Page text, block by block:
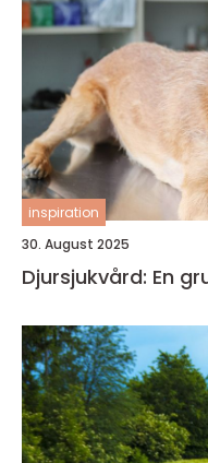
inspiration
30. August 2025
Djursjukvård: En